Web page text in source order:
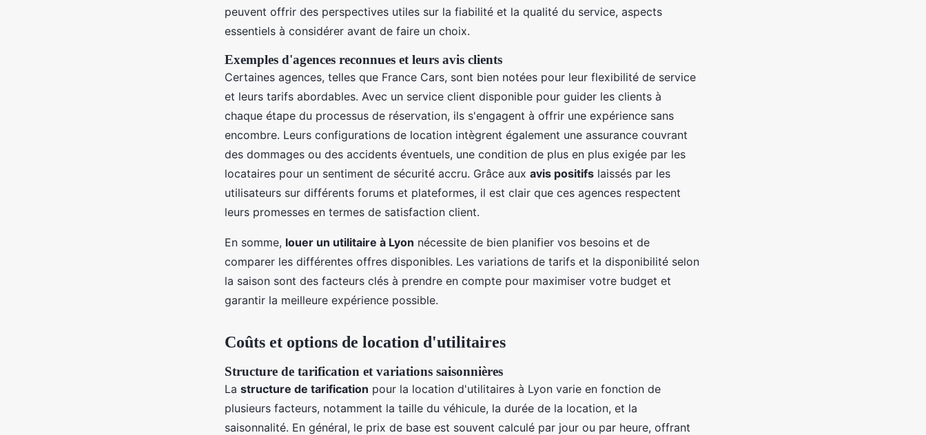
peuvent offrir des perspectives utiles sur la fiabilité et la qualité du service, aspects
essentiels à considérer avant de faire un choix.
Exemples d'agences reconnues et leurs avis clients
Certaines agences, telles que France Cars, sont bien notées pour leur flexibilité de service
et leurs tarifs abordables. Avec un service client disponible pour guider les clients à
chaque étape du processus de réservation, ils s'engagent à offrir une expérience sans
encombre. Leurs configurations de location intègrent également une assurance couvrant
des dommages ou des accidents éventuels, une condition de plus en plus exigée par les
locataires pour un sentiment de sécurité accru. Grâce aux avis positifs laissés par les
utilisateurs sur différents forums et plateformes, il est clair que ces agences respectent
leurs promesses en termes de satisfaction client.
En somme, louer un utilitaire à Lyon nécessite de bien planifier vos besoins et de
comparer les différentes offres disponibles. Les variations de tarifs et la disponibilité selon
la saison sont des facteurs clés à prendre en compte pour maximiser votre budget et
garantir la meilleure expérience possible.
Coûts et options de location d'utilitaires
Structure de tarification et variations saisonnières
La structure de tarification pour la location d'utilitaires à Lyon varie en fonction de
plusieurs facteurs, notamment la taille du véhicule, la durée de la location, et la
saisonnalité. En général, le prix de base est souvent calculé par jour ou par heure, offrant